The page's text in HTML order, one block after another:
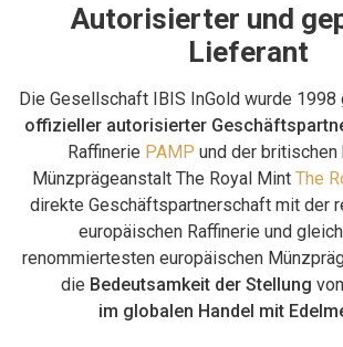
Autorisierter und
Lieferant
Die Gesellschaft IBIS InGold wurde
offizieller autorisierter
Raffinerie PAMP und der britischen
Münzprägeanstalt The Royal Mint The
direkte Geschäftspartnerschaft mit der
europäischen Raffinerie und
renommiertesten europäischen
die Bedeutsamkeit der Stellung
im globalen Handel mit